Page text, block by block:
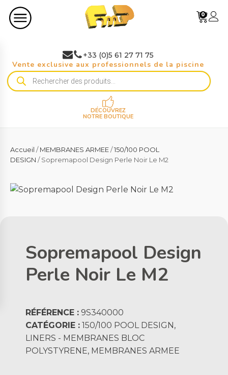
0
+33 (0)5 61 27 71 75
Vente exclusive aux professionnels de la piscine
Recherche
de
DÉCOUVREZ
NOTRE BOUTIQUE
Accueil /MEMBRANES ARMEE/150/100 POOL
DESIGN / Sopremapool Design Perle Noir Le M2
Sopremapool Design
Perle Noir Le M2
RÉFÉRENCE : 9S340000
CATÉGORIE : 150/100 POOL DESIGN,
LINERS - MEMBRANES BLOC
POLYSTYRENE, MEMBRANES ARMEE